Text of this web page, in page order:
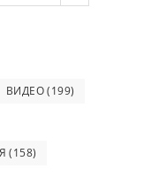
ВИДЕО(199)
(158)